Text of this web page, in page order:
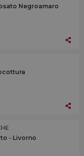
Negroamaro
- Livorno